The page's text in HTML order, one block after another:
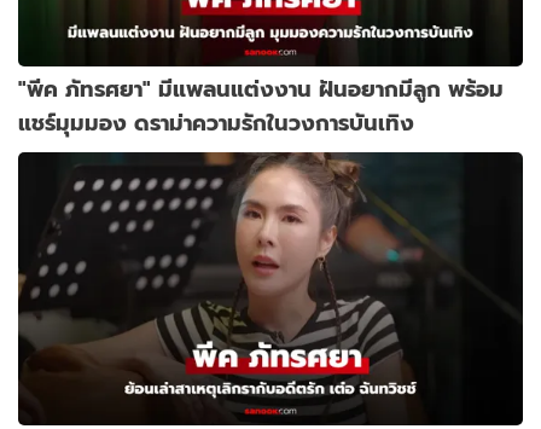
"พีค ภัทรศยา" มีแพลนแต่งงาน ฝันอยากมีลูก พร้อม
แชร์มุมมอง ดราม่าความรักในวงการบันเทิง